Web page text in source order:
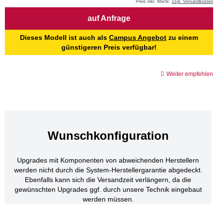
Preis inkl. MwSt. zzgl. Versandkosten
auf Anfrage
Dieses Modell ist auch als Campus Angebot zu einem
günstigeren Preis verfügbar!
Weiter empfehlen
Wunschkonfiguration
Upgrades mit Komponenten von abweichenden Herstellern
werden nicht durch die System-Herstellergarantie abgedeckt.
Ebenfalls kann sich die Versandzeit verlängern, da die
gewünschten Upgrades ggf. durch unsere Technik eingebaut
werden müssen.